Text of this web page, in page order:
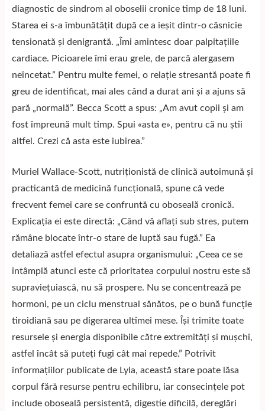
diagnostic de sindrom al oboselii cronice timp de 18 luni.
Starea ei s-a îmbunătățit după ce a ieșit dintr-o căsnicie
tensionată și denigrantă. „Îmi amintesc doar palpitațiile
cardiace. Picioarele îmi erau grele, de parcă alergasem
neîncetat.” Pentru multe femei, o relație stresantă poate fi
greu de identificat, mai ales când a durat ani și a ajuns să
pară „normală”. Becca Scott a spus: „Am avut copii și am
fost împreună mult timp. Spui «asta e», pentru că nu știi
altfel. Crezi că asta este iubirea.”
Muriel Wallace-Scott, nutriționistă de clinică autoimună și
practicantă de medicină funcțională, spune că vede
frecvent femei care se confruntă cu oboseală cronică.
Explicația ei este directă: „Când vă aflați sub stres, putem
rămâne blocate într-o stare de luptă sau fugă.” Ea
detaliază astfel efectul asupra organismului: „Ceea ce se
întâmplă atunci este că prioritatea corpului nostru este să
supraviețuiască, nu să prospere. Nu se concentrează pe
hormoni, pe un ciclu menstrual sănătos, pe o bună funcție
tiroidiană sau pe digerarea ultimei mese. Își trimite toate
resursele și energia disponibile către extremități și mușchi,
astfel încât să puteți fugi cât mai repede.” Potrivit
informațiilor publicate de Lyla, această stare poate lăsa
corpul fără resurse pentru echilibru, iar consecințele pot
include oboseală persistentă, digestie dificilă, dereglări